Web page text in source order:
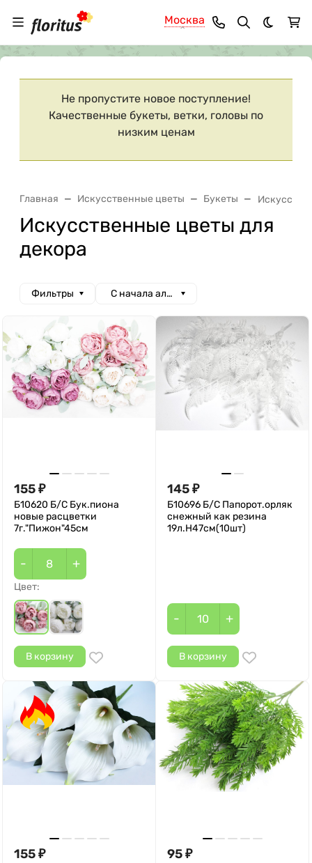
Москва
Ваш городМосква?
Темная
Не пропустите новое поступление!
Качественные букеты, ветки, головы по
низким ценам
Главная Искусственные цветы Букеты
Искусственные цветы для
декора
Фильтры С начала алфавита
155 ₽
Б10620 Б/С Бук.пиона
новые расцветки
7г."Пижон"45см
- +
Цвет:
В корзину
145 ₽
Б10696 Б/С Папорот.орляк
снежный как резина
19л.Н47см(10шт)
- +
В корзину
155 ₽ 95 ₽